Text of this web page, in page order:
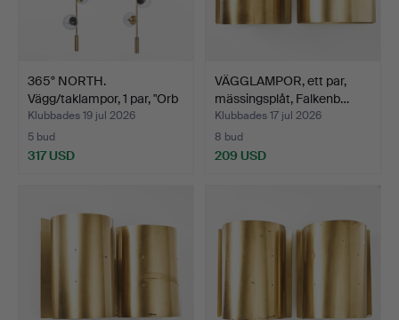
365° NORTH.
Vägg/taklampor, 1 par, "Orb
Lo…
Klubbades 19 jul 2026
5 bud
317 USD
VÄGGLAMPOR, ett par,
mässingsplåt, Falkenb…
Klubbades 17 jul 2026
8 bud
209 USD